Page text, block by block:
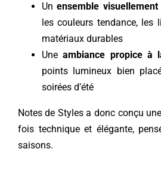
Unensemble
les couleurs tendance, les
matériaux durables
Uneambiance propice à
points lumineux bien
soirées d’été
Notes de Styles a donc conçu
fois technique et élégante,
saisons.